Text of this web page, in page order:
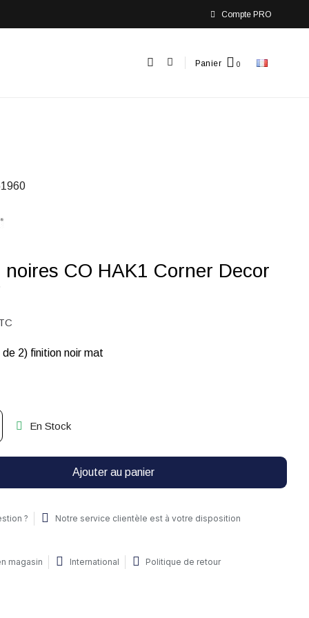
Compte PRO
Panier
noires CO HAK1 Corner Decor
2) finition noir mat
En Stock
Ajouter au panier
? Notre service clientèle est à votre disposition
magasin International Politique de retour